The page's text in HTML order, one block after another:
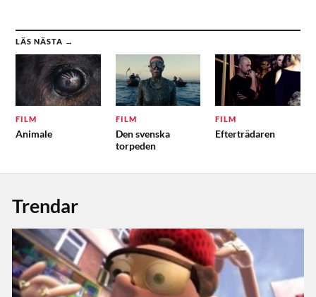
LÄS NÄSTA →
FILM
Animale
FILM
Den svenska
torpeden
FILM
Efterträdaren
Trendar